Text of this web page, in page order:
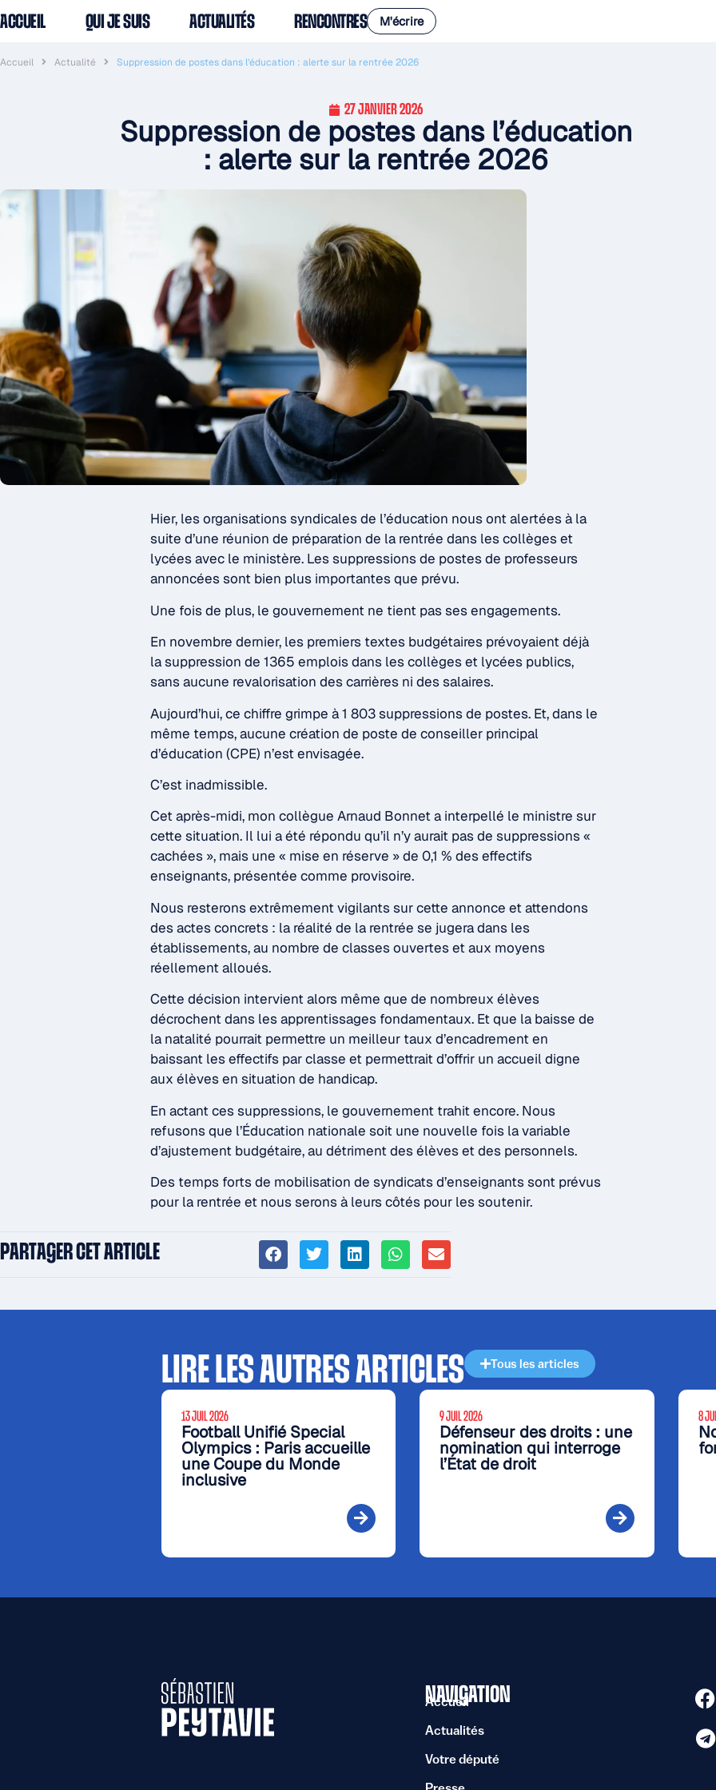
ACCUEIL QUI JE SUIS ACTUALITÉS RENCONTRES M'écrire
Accueil Actualité Suppression de postes dans l’éducation : alerte sur la rentrée 2026
27 JANVIER 2026
Suppression de postes dans l’éducation
: alerte sur la rentrée 2026
Hier, les organisations syndicales de l’éducation nous ont alertées à la
suite d’une réunion de préparation de la rentrée dans les collèges et
lycées avec le ministère. Les suppressions de postes de professeurs
annoncées sont bien plus importantes que prévu.
Une fois de plus, le gouvernement ne tient pas ses engagements.
En novembre dernier, les premiers textes budgétaires prévoyaient déjà
la suppression de 1365 emplois dans les collèges et lycées publics,
sans aucune revalorisation des carrières ni des salaires.
Aujourd’hui, ce chiffre grimpe à 1 803 suppressions de postes. Et, dans le
même temps, aucune création de poste de conseiller principal
d’éducation (CPE) n’est envisagée.
C’est inadmissible.
Cet après-midi, mon collègue Arnaud Bonnet a interpellé le ministre sur
cette situation. Il lui a été répondu qu’il n’y aurait pas de suppressions «
cachées », mais une « mise en réserve » de 0,1 % des effectifs
enseignants, présentée comme provisoire.
Nous resterons extrêmement vigilants sur cette annonce et attendons
des actes concrets : la réalité de la rentrée se jugera dans les
établissements, au nombre de classes ouvertes et aux moyens
réellement alloués.
Cette décision intervient alors même que de nombreux élèves
décrochent dans les apprentissages fondamentaux. Et que la baisse de
la natalité pourrait permettre un meilleur taux d’encadrement en
baissant les effectifs par classe et permettrait d’offrir un accueil digne
aux élèves en situation de handicap.
En actant ces suppressions, le gouvernement trahit encore. Nous
refusons que l’Éducation nationale soit une nouvelle fois la variable
d’ajustement budgétaire, au détriment des élèves et des personnels.
Des temps forts de mobilisation de syndicats d’enseignants sont prévus
pour la rentrée et nous serons à leurs côtés pour les soutenir.
PARTAGER CET ARTICLE
LIRE LES AUTRES ARTICLES Tous les articles
13 JUIL 2026
Football Unifié Special
Olympics : Paris accueille
une Coupe du Monde
inclusive
9 JUIL 2026
Défenseur des droits : une
nomination qui interroge
l’État de droit
8
NAVIGATION
Accueil
Actualités
Votre député